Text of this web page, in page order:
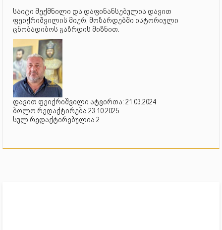
საიტი შექმნილი და დაფინანსებულია დავით
ფეიქრიშვილის მიერ, მოზარდებში ისტორიული
ცნობადიბოს გაზრდის მიზნით.
დავით ფეიქრიშვილი ატვირთა: 21.03.2024
ბოლო რედაქტირება 23.10.2025
სულ რედაქტირებულია 2